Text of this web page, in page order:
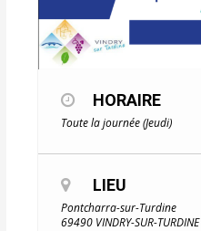
HORAIRE
Toute la journée (Jeudi)
LIEU
Pontcharra-sur-Turdine
69490 VINDRY-SUR-TURDINE